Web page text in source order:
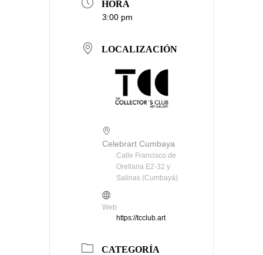
HORA
3:00 pm
LOCALIZACIÓN
Celebrart Cumbaya
Calle Francisco de
Orellana E2-32 y
Salinas (Cumbayá)
Web
https://tcclub.art
CATEGORÍA